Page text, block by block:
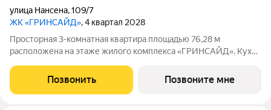
улица Нансена,109/7
ЖК «ГРИНСАЙД», 4 квартал 2028
Просторная 3-комнатная квартира площадью 76,28 м
расположена на этаже жилого комплекса «ГРИНСАЙД». Кухня
ужинов. Светлые жилые комнаты общей площадью
15,85/9,48/12,72 м обеспечивают комфортное
Позвонить Позвоните мне